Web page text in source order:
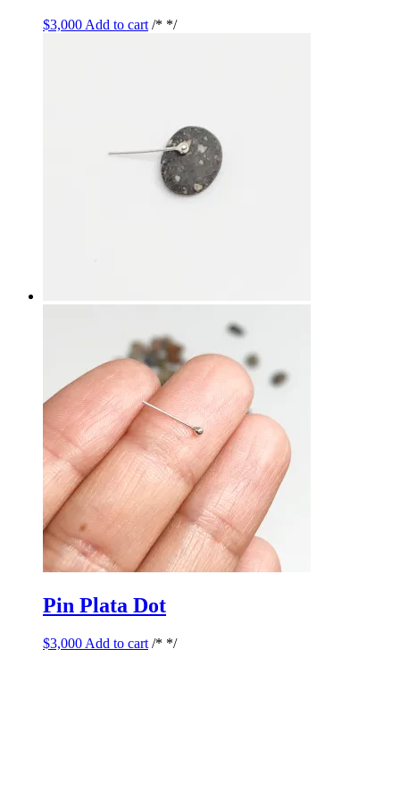
$3,000 Add to cart /* */
Pin Plata Dot
$3,000 Add to cart /* */